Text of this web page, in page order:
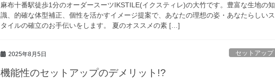
麻布十番駅徒歩1分のオーダースーツIKSTILE(イクスティレ)の大竹です。豊富な生地の知
識、的確な体型補正、個性を活かすイメージ提案で、あなたの理想の姿・あなたらしいス
タイルの確立のお手伝いをします。 夏のオススメの素 […]
2025年8月5日 セットアップ
機能性のセットアップのデメリット!?